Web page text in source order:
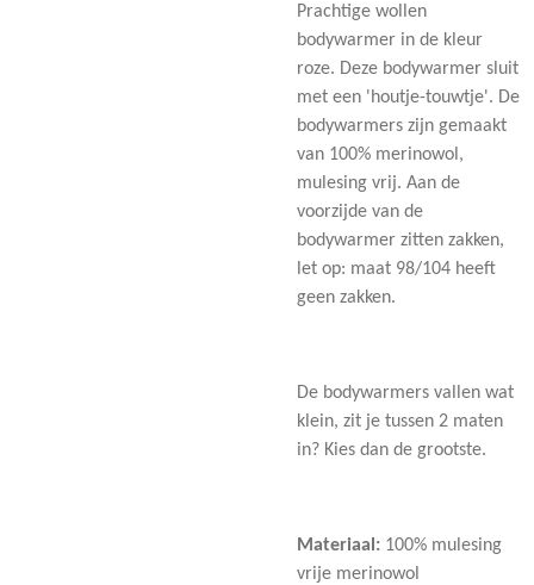
Prachtige wollen
bodywarmer in de kleur
roze. Deze bodywarmer sluit
met een 'houtje-touwtje'. De
bodywarmers zijn gemaakt
van 100% merinowol,
mulesing vrij. Aan de
voorzijde van de
bodywarmer zitten zakken,
let op: maat 98/104 heeft
geen zakken.
De bodywarmers vallen wat
klein, zit je tussen 2 maten
in? Kies dan de grootste.
Materiaal: 100% mulesing
vrije merinowol